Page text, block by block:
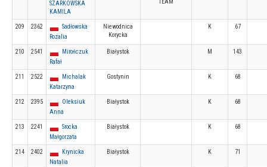
SZARKOWSKA
KAMILA
TEAM
209 2362
Sadłowska
Rozalia
Niewodnica
Korycka
K 67
210 2541
Mirończuk
Rafał
Białystok M 143
211 2522
Michalak
Katarzyna
Gostynin K 68
212 2395
Oleksiuk
Anna
Białystok K 68
213 2241
Srocka
Małgorzata
Białystok K 68
214 2402
Krynicka
Natalia
Białystok K 71